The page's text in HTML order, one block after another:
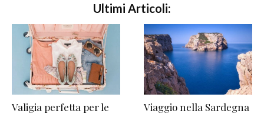
Ultimi Articoli:
Valigia perfetta per le
Viaggio nella Sardegna